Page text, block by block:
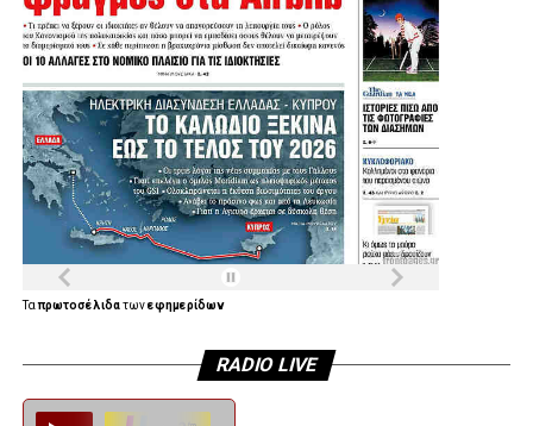
Ταπρωτοσέλιδατωνεφημερίδων
RADIO LIVE